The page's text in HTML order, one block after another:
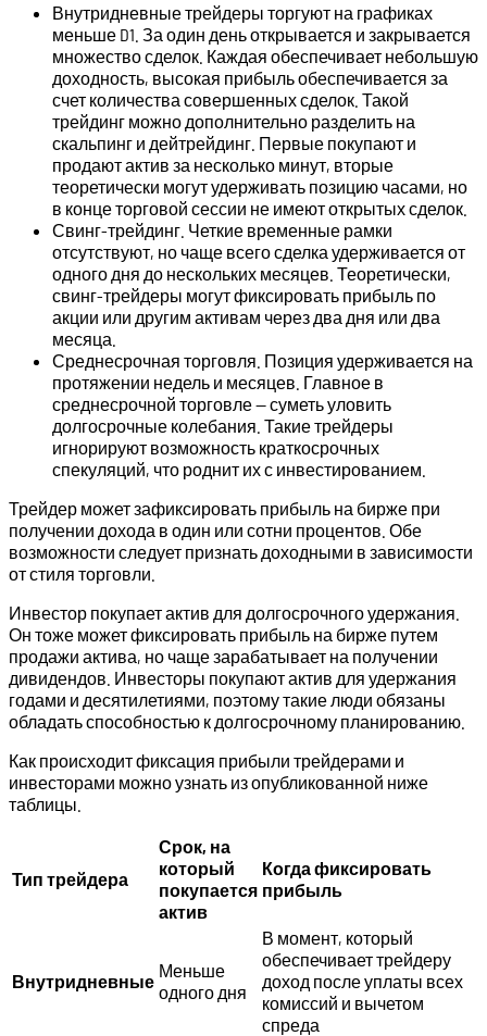
Внутридневные трейдеры торгуют на графиках
меньше D1. За один день открывается и закрывается
множество сделок. Каждая обеспечивает небольшую
доходность, высокая прибыль обеспечивается за
счет количества совершенных сделок. Такой
трейдинг можно дополнительно разделить на
скальпинг и дейтрейдинг. Первые покупают и
продают актив за несколько минут, вторые
теоретически могут удерживать позицию часами, но
в конце торговой сессии не имеют открытых сделок.
Свинг-трейдинг. Четкие временные рамки
отсутствуют, но чаще всего сделка удерживается от
одного дня до нескольких месяцев. Теоретически,
свинг-трейдеры могут фиксировать прибыль по
акции или другим активам через два дня или два
месяца.
Среднесрочная торговля. Позиция удерживается на
протяжении недель и месяцев. Главное в
среднесрочной торговле — суметь уловить
долгосрочные колебания. Такие трейдеры
игнорируют возможность краткосрочных
спекуляций, что роднит их с инвестированием.
Трейдер может зафиксировать прибыль на бирже при
получении дохода в один или сотни процентов. Обе
возможности следует признать доходными в зависимости
от стиля торговли.
Инвестор покупает актив для долгосрочного удержания.
Он тоже может фиксировать прибыль на бирже путем
продажи актива, но чаще зарабатывает на получении
дивидендов. Инвесторы покупают актив для удержания
годами и десятилетиями, поэтому такие люди обязаны
обладать способностью к долгосрочному планированию.
Как происходит фиксация прибыли трейдерами и
инвесторами можно узнать из опубликованной ниже
таблицы.
Тип трейдера
Срок, на
который
покупается
актив
Когда фиксировать
прибыль
Внутридневные
Меньше
одного дня
В момент, который
обеспечивает трейдеру
доход после уплаты всех
комиссий и вычетом
спреда